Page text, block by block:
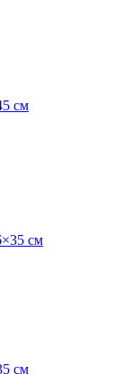
см
см